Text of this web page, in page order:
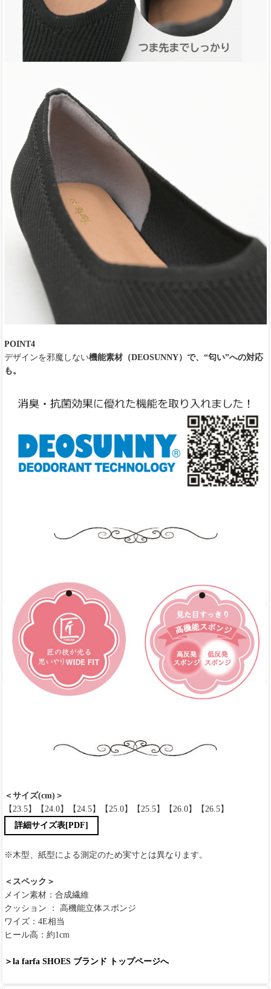
POINT4
デザインを邪魔しない機能素材（DEOSUNNY）で、“匂い”への対応
も。
＜サイズ(cm)＞
【23.5】【24.0】【24.5】【25.0】【25.5】【26.0】【26.5】
詳細サイズ表[PDF]
※木型、紙型による測定のため実寸とは異なります。
＜スペック＞
メイン素材：合成繊維
クッション ： 高機能立体スポンジ
ワイズ：4E相当
ヒール高：約1cm
＞la farfa SHOES ブランド トップページへ